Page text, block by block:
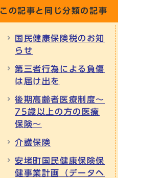
この記事と同じ分類の記事
国民健康保険税のお知
らせ
第三者行為による負傷
は届け出を
後期高齢者医療制度～
75歳以上の方の医療
保険～
介護保険
安堵町国民健康保険保
健事業計画（データヘ